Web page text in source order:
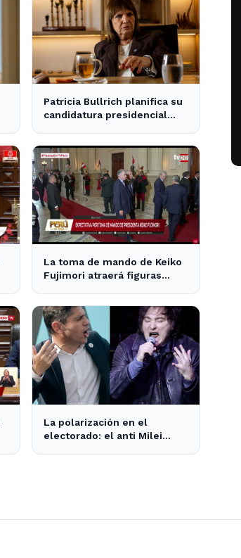
Patricia Bullrich planifica su
candidatura presidencial
La toma de mando de Keiko
Fujimori atraerá figuras
La polarización en el
electorado: el anti Milei